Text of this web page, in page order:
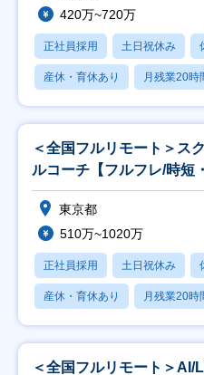
420万~720万
正社員採用 土日祝休み
産休・育休あり 月残業20時
＜全国フルリモート＞ス
ルコーチ【フルフレ/時短
東京都
510万~1020万
正社員採用 土日祝休み
産休・育休あり 月残業20時
＜全国フルリモート＞AI/